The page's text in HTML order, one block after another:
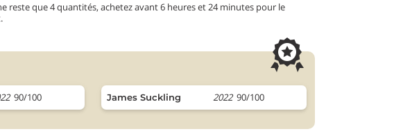
reste que 4 quantités, achetez avant 6 heures et 24 minutes pour le
90/100 James Suckling 2022 90/100